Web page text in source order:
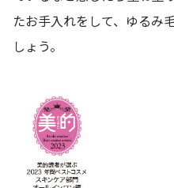
たお手入れをして、ゆるみ
しょう。